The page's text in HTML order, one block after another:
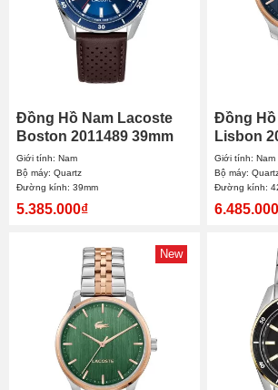
Đồng Hồ Nam Lacoste
Boston 2011489 39mm
Giới tính: Nam
Bộ máy: Quartz
Đường kính: 39mm
5.385.000₫
Đồng Hồ
Lisbon
Giới tính: Nam
Bộ máy:
Đường kính:
New